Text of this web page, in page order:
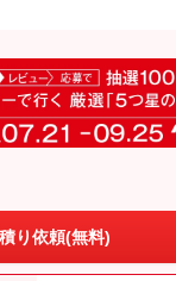
り依頼(無料)